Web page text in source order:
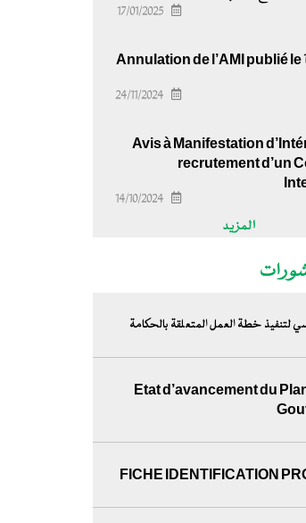
17/01/2025
Annulation de l’AMI publié le
24/11/2024
Avis à Manifestation
recrutement d’un
14/10/2024
المزيد
لتنفيذ خطة العمل المتعلقة بالحكامة
Etat d’avancement du
FICHE IDENTIFICATION